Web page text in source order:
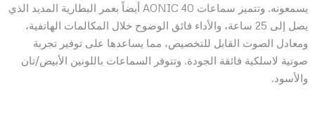
يسمعونه. وتتميز سماعات AONIC 40 أيضاً بعمر البطارية المديد الذي
يصل إلى 25 ساعة، والأداء فائق الوضوح خلال المكالمات الهاتفية،
ومعادل الصوت القابل للتخصيص، مما يساعدها على توفير تجربة
صوتية لاسلكية فائقة الجودة. وتتوفر السماعات باللونين الأبيض/تان
والأسود.